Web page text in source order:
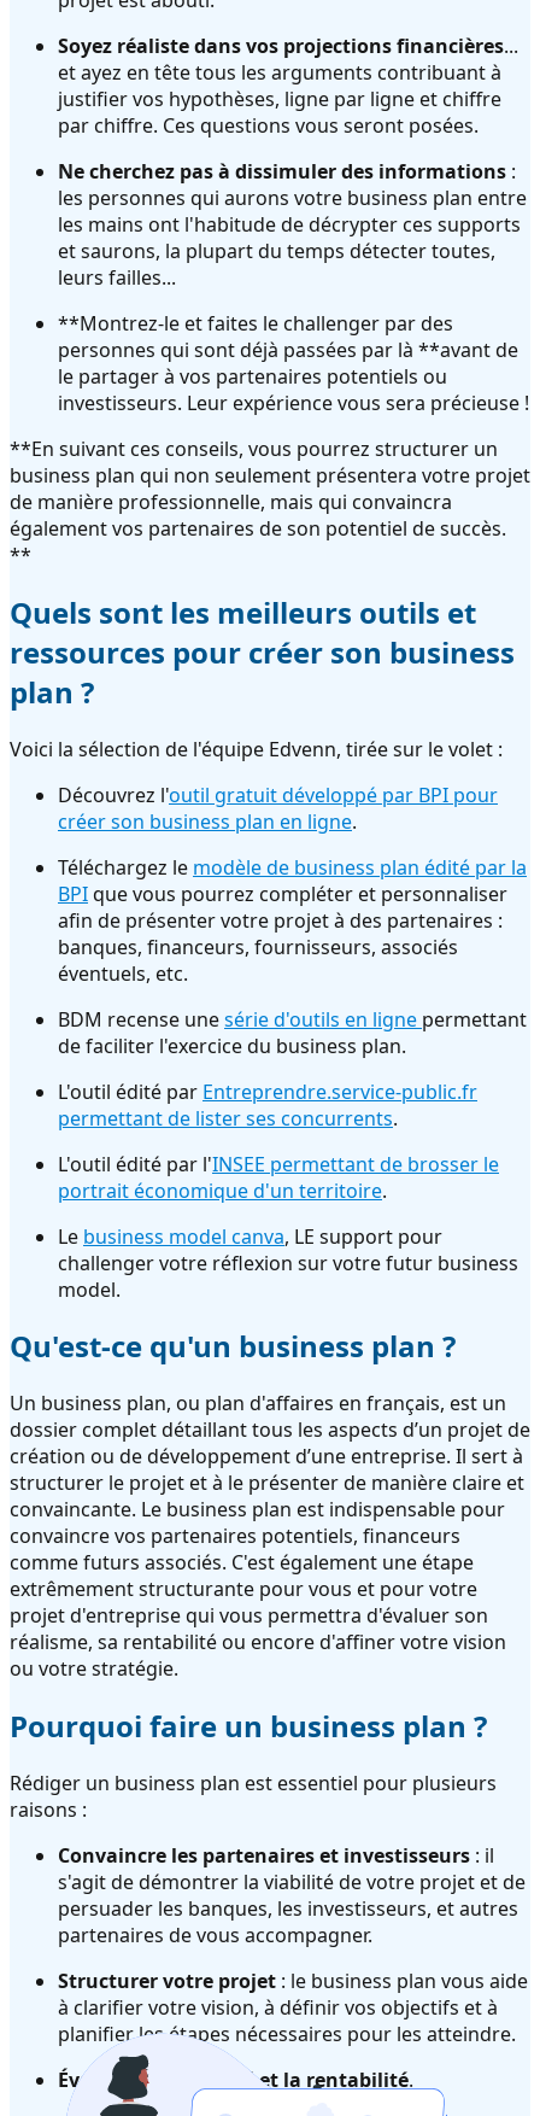
Soyez réaliste dans vos projections financières...
et ayez en tête tous les arguments contribuant à
justifier vos hypothèses, ligne par ligne et chiffre
par chiffre. Ces questions vous seront posées.
Ne cherchez pas à dissimuler des informations :
les personnes qui aurons votre business plan entre
les mains ont l'habitude de décrypter ces supports
et saurons, la plupart du temps détecter toutes,
leurs failles...
**Montrez-le et faites le challenger par des
personnes qui sont déjà passées par là **avant de
le partager à vos partenaires potentiels ou
investisseurs. Leur expérience vous sera précieuse !
**En suivant ces conseils, vous pourrez structurer un
business plan qui non seulement présentera votre projet
de manière professionnelle, mais qui convaincra
également vos partenaires de son potentiel de succès.
**
Quels sont les meilleurs outils et
ressources pour créer son business
plan ?
Voici la sélection de l'équipe Edvenn, tirée sur le volet :
Découvrez l'outil gratuit développé par BPI pour
créer son business plan en ligne.
Téléchargez le modèle de business plan édité par la
BPIque vous pourrez compléter et personnaliser
afin de présenter votre projet à des partenaires :
banques, financeurs, fournisseurs, associés
éventuels, etc.
BDM recense unesérie d'outils en ligne permettant
de faciliter l'exercice du business plan.
L'outil édité par Entreprendre.service-public.fr
permettant de lister ses concurrents.
L'outil édité par l'INSEE permettant de brosser le
portrait économique d'un territoire.
Le business model canva, LE support pour
challenger votre réflexion sur votre futur business
model.
Qu'est-ce qu'un business plan ?
Un business plan, ou plan d'affaires en français, est un
dossier complet détaillant tous les aspects d’un projet de
création ou de développement d’une entreprise. Il sert à
structurer le projet et à le présenter de manière claire et
convaincante. Le business plan est indispensable pour
convaincre vos partenaires potentiels, financeurs
comme futurs associés. C'est également une étape
extrêmement structurante pour vous et pour votre
projet d'entreprise qui vous permettra d'évaluer son
réalisme, sa rentabilité ou encore d'affiner votre vision
ou votre stratégie.
Pourquoi faire un business plan ?
Rédiger un business plan est essentiel pour plusieurs
raisons :
Convaincre les partenaires et investisseurs : il
s'agit de démontrer la viabilité de votre projet et de
persuader les banques, les investisseurs, et autres
partenaires de vous accompagner.
Structurer votre projet : le business plan vous aide
à clarifier votre vision, à définir vos objectifs et à
planifier les étapes nécessaires pour les atteindre.
Évaluer la faisabilité et la rentabilité.